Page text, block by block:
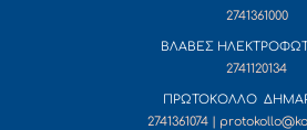
2741361000
ΒΛΑΒΕΣ
2741120134
ΠΡΩΤΟΚΟΛΛΟ
2741361074 |